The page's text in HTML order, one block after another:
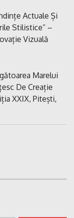
Actuale Și
Stilistice” –
Vizuală
Marelui
De Creație
XXIX, Pitești,